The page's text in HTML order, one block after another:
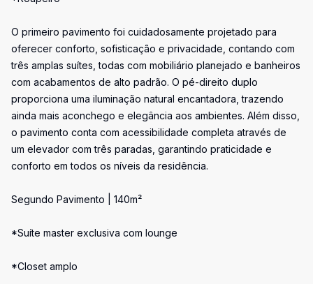
O primeiro pavimento foi cuidadosamente projetado para
oferecer conforto, sofisticação e privacidade, contando com
três amplas suítes, todas com mobiliário planejado e banheiros
com acabamentos de alto padrão. O pé-direito duplo
proporciona uma iluminação natural encantadora, trazendo
ainda mais aconchego e elegância aos ambientes. Além disso,
o pavimento conta com acessibilidade completa através de
um elevador com três paradas, garantindo praticidade e
conforto em todos os níveis da residência.
Segundo Pavimento | 140m²
*Suíte master exclusiva com lounge
*Closet amplo